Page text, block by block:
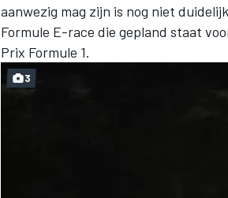
aanwezig mag zijn is nog niet
Formule E-race die gepland staat
Prix Formule 1.
3